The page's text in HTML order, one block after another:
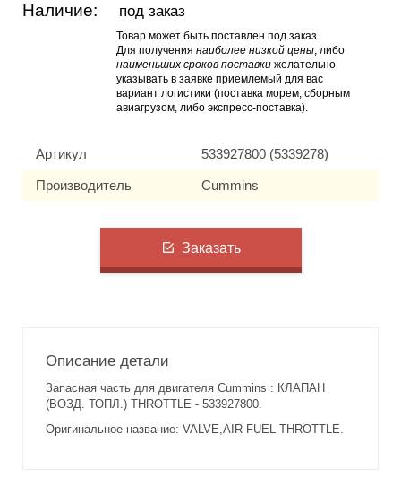
Наличие: под заказ
Товар может быть поставлен под заказ.
Для получения наиболее низкой цены, либо
наименьших сроков поставки желательно
указывать в заявке приемлемый для вас
вариант логистики (поставка морем, сборным
авиагрузом, либо экспресс-поставка).
Артикул 533927800 (5339278)
Производитель Cummins
Заказать
Описание детали
Запасная часть для двигателя Cummins : КЛАПАН
(ВОЗД. ТОПЛ.) THROTTLE - 533927800.
Оригинальное название: VALVE,AIR FUEL THROTTLE.